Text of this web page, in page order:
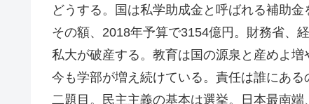
どうする。国は私学助成金と呼ばれる補助金
その額、2018年予算で3154億円。財務省、
私大が破産する。教育は国の源泉と産めよ増
今も学部が増え続けている。責任は誰にある
二題目。民主主義の基本は選挙。日本最南端